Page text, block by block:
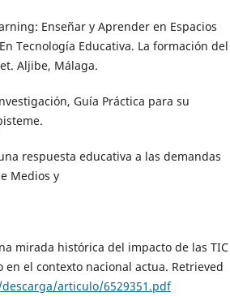
Enseñar y Aprender en Espacios
Tecnología Educativa. La formación del
Aljibe, Málaga.
Guía Práctica para su
respuesta educativa a las demandas
Medios y
mirada histórica del impacto de las TIC
el contexto nacional actua. Retrieved
articulo/6529351.pdf